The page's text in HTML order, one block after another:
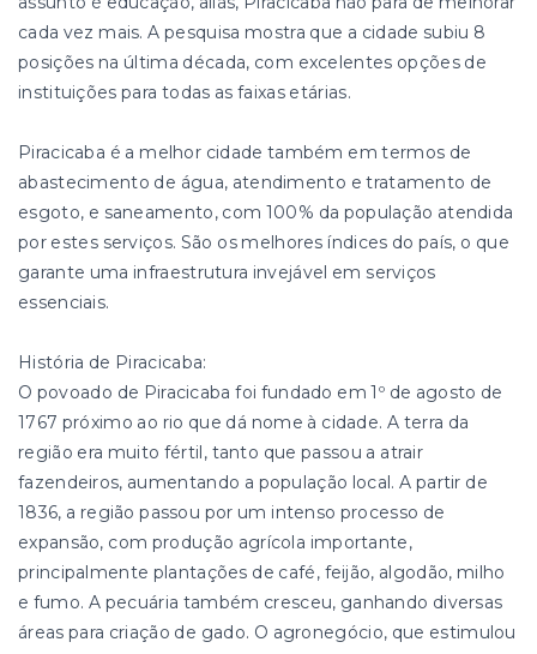
cada vez mais. A pesquisa mostra que a cidade subiu 8
posições na última década, com excelentes opções de
instituições para todas as faixas etárias.
Piracicaba é a melhor cidade também em termos de
abastecimento de água, atendimento e tratamento de
esgoto, e saneamento, com 100% da população atendida
por estes serviços. São os melhores índices do país, o que
garante uma infraestrutura invejável em serviços
essenciais.
História de Piracicaba:
O povoado de Piracicaba foi fundado em 1º de agosto de
1767 próximo ao rio que dá nome à cidade. A terra da
região era muito fértil, tanto que passou a atrair
fazendeiros, aumentando a população local. A partir de
1836, a região passou por um intenso processo de
expansão, com produção agrícola importante,
principalmente plantações de café, feijão, algodão, milho
e fumo. A pecuária também cresceu, ganhando diversas
áreas para criação de gado. O agronegócio, que estimulou